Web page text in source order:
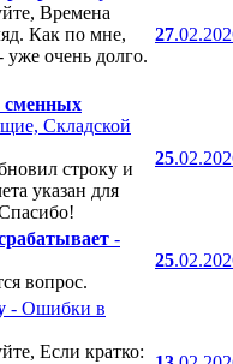
Времена
Как по мне,
уже очень долго.
27
сменных
Складской
строку и
указан для
25
-
вопрос.
25
- Ошибки в
Если кратко: